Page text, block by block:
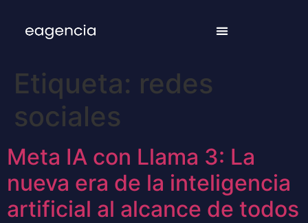
Etiqueta: redes
sociales
Meta IA con Llama 3: La
nueva era de la inteligencia
artificial al alcance de todos